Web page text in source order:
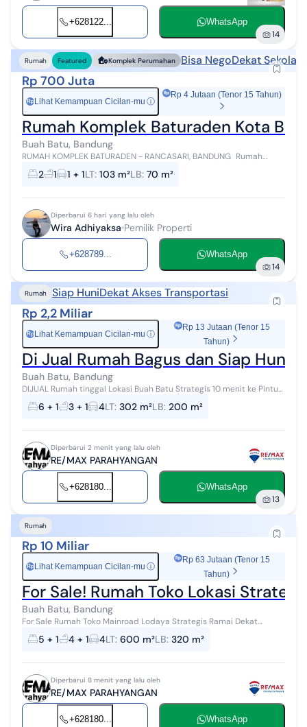
+628122... WhatsApp
14
Rumah Featured Komplek Perumahan Bisa NegoDekat Sekolah
Rp 700 Juta
RpLihat Kemampuan Cicilan-mu ⓘ
Rp 4 Jutaan (Tenor 15 Tahun)
Rumah Komplek Baturaden Kota
Buah Batu, Bandung
RUMAH KOMPLEK BATURADEN - RANCASARI, BANDUNG Rumah
tinggal di Komplek Baturaden, Rancasari Kota Bandung dengan luas
tanah 103 m² dan luas bangun...
2 1 1 + 1LT: 103 m²LB: 70 m²
Diperbarui 6 hari yang lalu oleh
Wira Adhiyaksa Pemilik Properti
+628789... WhatsApp
14
Rumah Siap HuniDekat Akses Transportasi
Rp 2,2 Miliar
RpLihat Kemampuan Cicilan-mu ⓘ
Rp 13 Jutaan (Tenor 15
Tahun)
Di Jual Rumah Bagus dan Siap Huni
Buah Batu, Bandung
DIJUAL Rumah tinggal Lokasi Buah Batu Strategis 10 menit ke Pintu
Tol Buah Batu L.tanah= 302 m2, L.bangunan= 200 m2 terdapat : 6
kamar - 3 pavil...
6 + 1 3 + 1 4LT: 302 m²LB: 200 m²
Diperbarui 2 menit yang lalu oleh
RE/MAX PARAHYANGAN
+628180... WhatsApp
13
Rumah
Rp 10 Miliar
RpLihat Kemampuan Cicilan-mu ⓘ
Rp 63 Jutaan (Tenor 15
Tahun)
For Sale! Rumah Toko Lokasi
Buah Batu, Bandung
For Sale Rumah Toko Mainroad Lodaya Strategis Ramai Dekat
Buahbatu dan Gatsu Sertifikasi SHM Lt. 600 m2 Lb. 320 m² KT 5+1
KM 4+1 Listrik ...
5 + 1 4 + 1 4LT: 600 m²LB: 320 m²
Diperbarui 8 menit yang lalu oleh
RE/MAX PARAHYANGAN
+628180... WhatsApp